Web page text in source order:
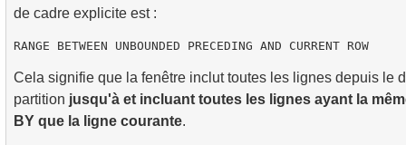
de cadre explicite est :
Cela signifie que la fenêtre inclut toutes les lignes depuis le
partition jusqu'à et incluant toutes les lignes ayant la
BY que la ligne courante.